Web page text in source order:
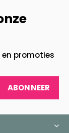
promoties
ABONNEER